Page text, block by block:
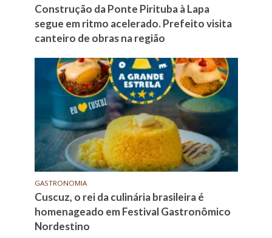
Construção da Ponte Pirituba à Lapa
segue em ritmo acelerado. Prefeito visita
canteiro de obras na região
GASTRONOMIA
Cuscuz, o rei da culinária brasileira é
homenageado em Festival Gastronômico
Nordestino